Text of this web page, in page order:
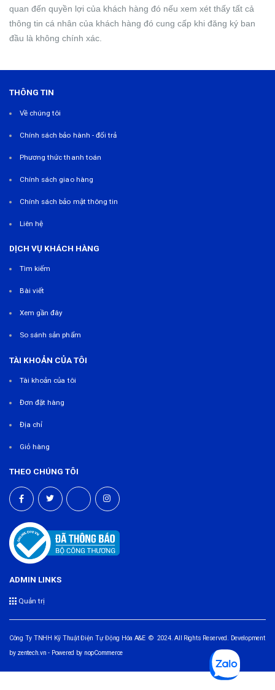
quan đến quyền lợi của khách hàng đó nếu xem xét thấy tất cả
thông tin cá nhân của khách hàng đó cung cấp khi đăng ký ban
đầu là không chính xác.
THÔNG TIN
Về chúng tôi
Chính sách bảo hành - đổi trả
Phương thức thanh toán
Chính sách giao hàng
Chính sách bảo mật thông tin
Liên hệ
DỊCH VỤ KHÁCH HÀNG
Tìm kiếm
Bài viết
Xem gần đây
So sánh sản phẩm
TÀI KHOẢN CỦA TÔI
Tài khoản của tôi
Đơn đặt hàng
Địa chỉ
Giỏ hàng
THEO CHÚNG TÔI
ADMIN LINKS
Quản trị
Công Ty TNHH Kỹ Thuật Điện Tự Động Hóa A&E © 2024. All Rights Reserved. Development
by zentech.vn - Powered by nopCommerce